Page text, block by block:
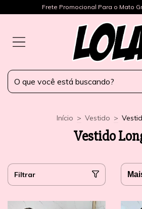
Frete Promocional Para o Mato
Início > Vestido >
Vestido
Filtrar